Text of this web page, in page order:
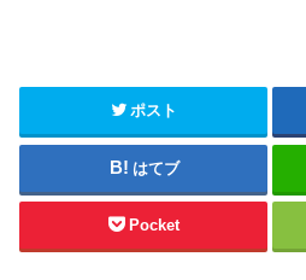
ポスト
はてブ
Pocket